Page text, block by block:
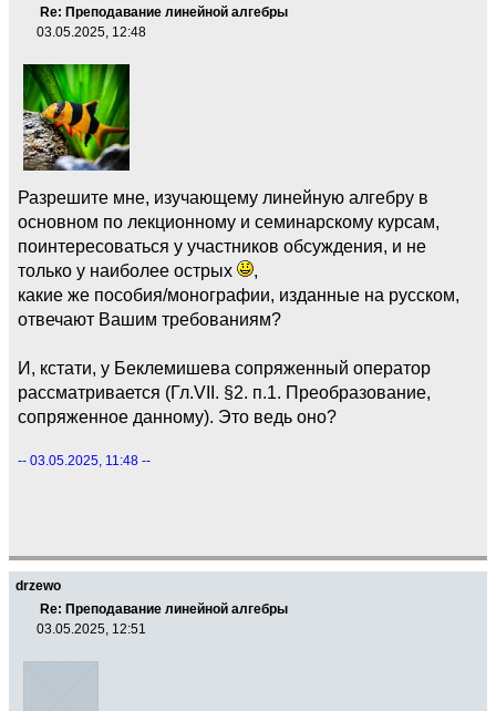
Re: Преподавание линейной алгебры
03.05.2025, 12:48
Разрешите мне, изучающему линейную алгебру в
основном по лекционному и семинарскому курсам,
поинтересоваться у участников обсуждения, и не
только у наиболее острых
,
какие же пособия/монографии, изданные на русском,
отвечают Вашим требованиям?
И, кстати, у Беклемишева сопряженный оператор
рассматривается (Гл.VII. §2. п.1. Преобразование,
сопряженное данному). Это ведь оно?
-- 03.05.2025, 11:48 --
drzewo
Re: Преподавание линейной алгебры
03.05.2025, 12:51